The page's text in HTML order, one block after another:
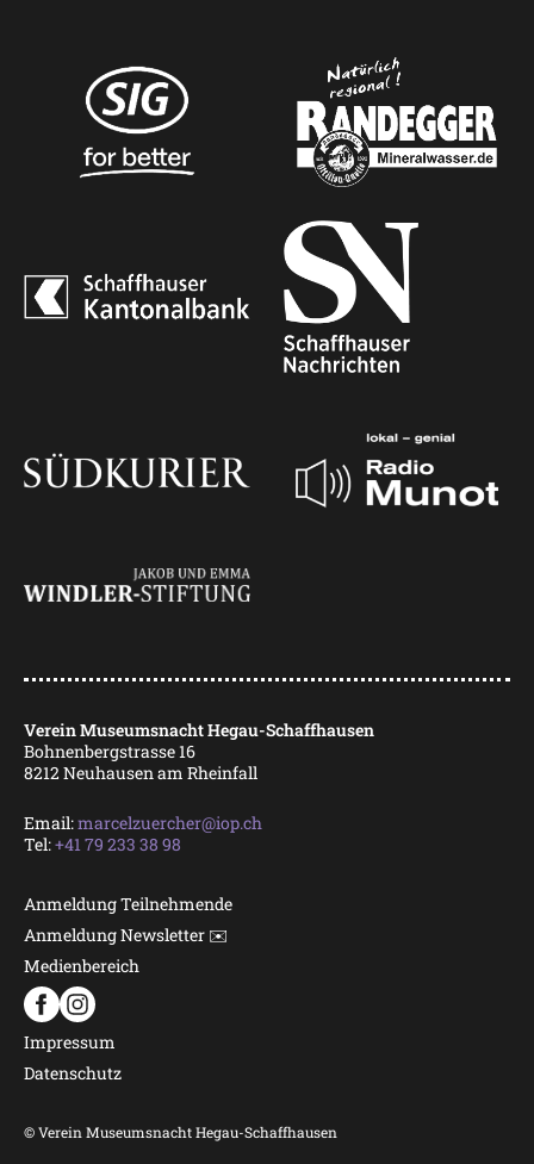
Verein Museumsnacht Hegau-Schaffhausen
Bohnenbergstrasse 16
8212 Neuhausen am Rheinfall
Email:marcelzuercher@iop.ch
Tel:+41 79 233 38 98
Anmeldung Teilnehmende
Anmeldung Newsletter ✉️
Medienbereich
Impressum
Datenschutz
© Verein Museumsnacht Hegau-Schaffhausen